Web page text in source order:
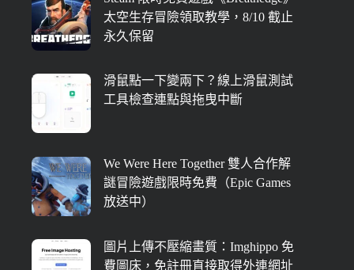
太空生存冒險領取教學，8/10 截止
永久保留
滑鼠點一下變兩下？線上滑鼠測試
工具檢查連點與拖曳中斷
We Were Here Together 雙人合作解
謎冒險遊戲限時免費（Epic Games
放送中）
圖片上傳不壓縮畫質：Imghippo 免
費圖床，免註冊直接取得外連網址